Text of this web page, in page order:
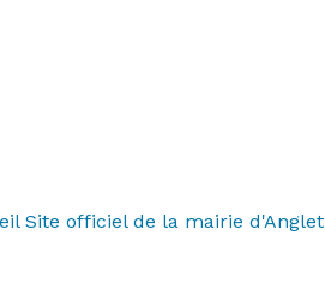
Site officiel de la mairie d'Anglet